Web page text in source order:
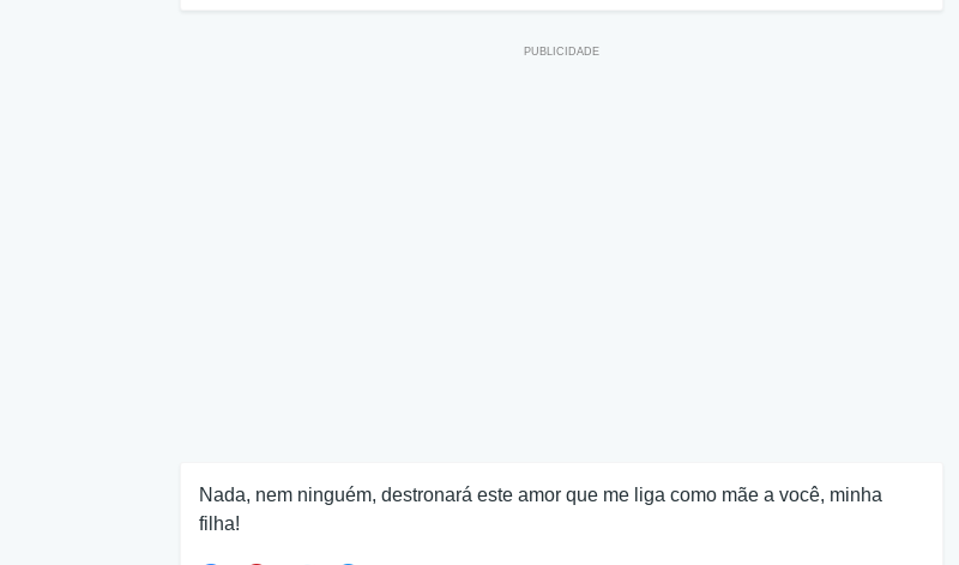
Nada, nem ninguém, destronará este amor que me liga como mãe a você, minha
filha!